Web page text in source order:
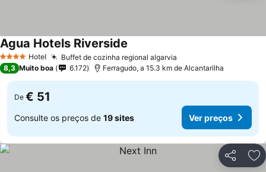
4 EstrelasHotel Buffet de cozinha regional algarvia
Agua Hotels Riverside
8,3 Muito boa 6.172 Ferragudo, a 15.3 km de Alcantarilha
De € 51
Consulte os preços de 19 sites Ver preços
Partilhar